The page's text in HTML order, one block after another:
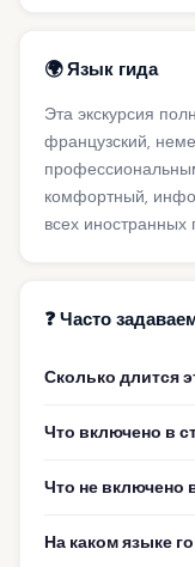
🌍 Язык гида
Эта экскурсия
французский,
комфортный,
всех иностранных
❓ Часто
Сколько длится
Что включено в
Что не включено
На каком языке